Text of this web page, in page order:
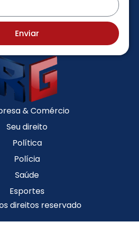
Enviar
& Comércio
Seu direito
Política
Polícia
Saúde
Esportes
direitos reservado